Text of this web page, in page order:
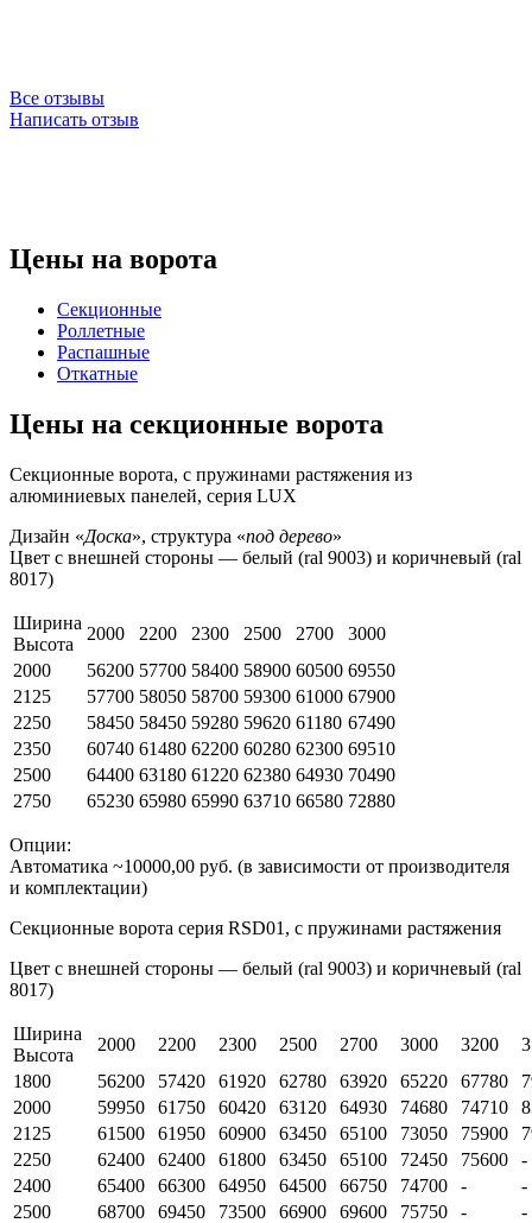
Все отзывы
Написать отзыв
Цены на ворота
Секционные
Роллетные
Распашные
Откатные
Цены на секционные ворота
Секционные ворота, с пружинами растяжения из
алюминиевых панелей, серия LUX
Дизайн «Доска», структура «под дерево»
Цвет с внешней стороны — белый (ral 9003) и коричневый (ral
8017)
Ширина
Высота
2000 2200 2300 2500 2700
3000
2000
56200 57700 58400 58900 60500 69550
2125
57700 58050 58700 59300 61000 67900
2250
58450 58450 59280 59620 61180 67490
2350
60740 61480 62200 60280 62300 69510
2500
64400 63180 61220 62380 64930 70490
2750
65230 65980 65990 63710 66580 72880
Опции:
Автоматика ~10000,00 руб. (в зависимости от производителя
и комплектации)
Секционные ворота серия RSD01, с пружинами растяжения
Цвет с внешней стороны — белый (ral 9003) и коричневый (ral
8017)
Ширина
Высота
2000 2200 2300 2500 2700 3000 3200
1800
56200 57420 61920 62780 63920 65220 67780
2000
59950 61750 60420 63120 64930 74680 74710
2125
61500 61950 60900 63450 65100 73050 75900
2250
62400 62400 61800 63450 65100 72450 75600
-
2400
65400 66300 64950 64500 66750 74700 -
-
2500
68700 69450 73500 66900 69600 75750 -
-